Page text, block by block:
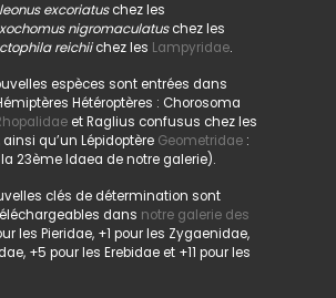
excoriatuschez les
nigromaculatuschez les
reichiichez les Lampyridae.
espèces sont entrées dans
Hétéroptères : Chorosoma
et Raglius confusus chez les
ainsi qu’un Lépidoptère Geometridae:
23ème Idaea de notre galerie).
clés de détermination sont
dans notre galerie des
les Pieridae, +1 pour les Zygaenidae,
+5 pour les Erebidae et +11 pour les